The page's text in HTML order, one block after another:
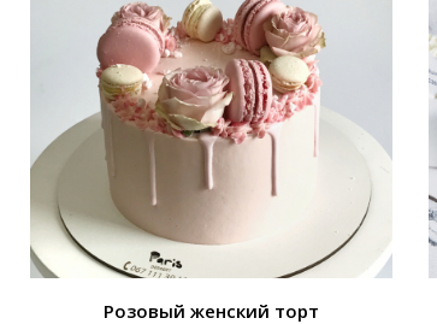
Розовый женский торт